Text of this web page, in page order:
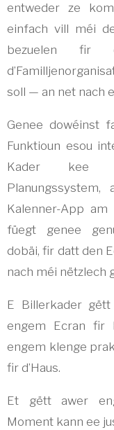
entweder ze
einfach vill méi
bezuelen fir
soll — an net nach
Genee dowéinst
Funktioun esou
Kader kee
Kalenner-App
füegt genee
dobäi, fir datt den
nach méi nëtzlech
E Billerkader
engem Ecran fir
engem klenge
fir d’Haus.
Et gëtt awer
Moment kann ee